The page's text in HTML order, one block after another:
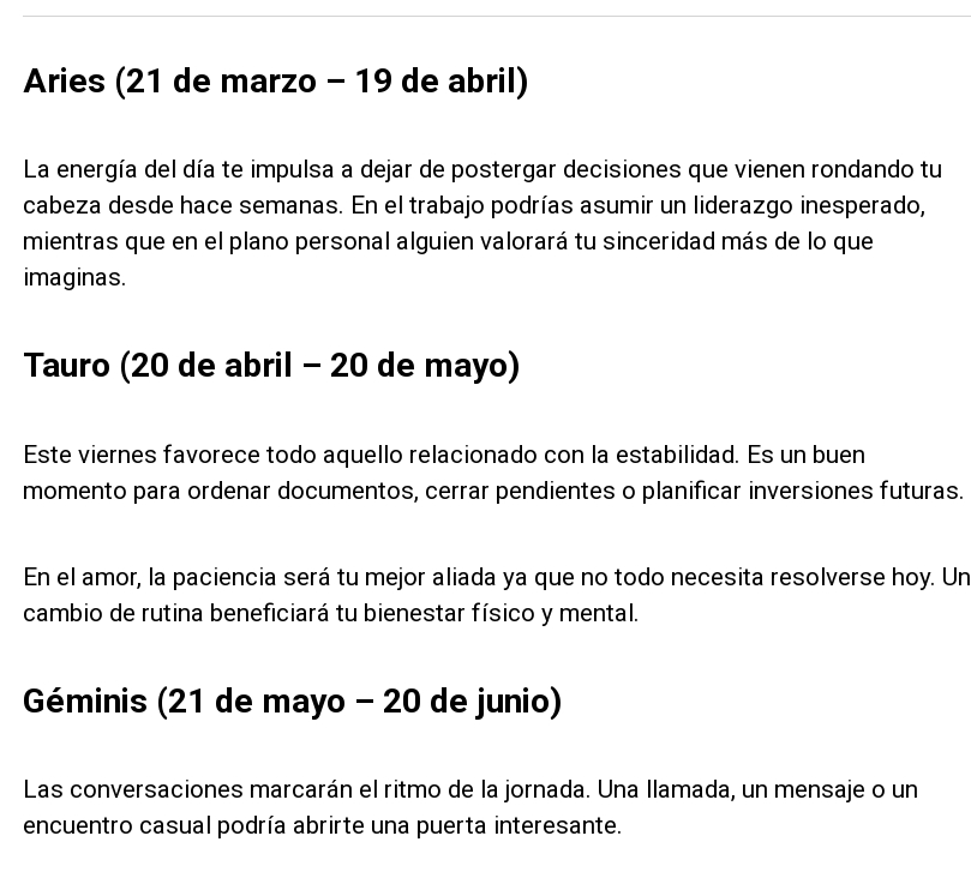
Aries (21 de marzo – 19 de abril)
La energía del día te impulsa a dejar de postergar decisiones que vienen rondando tu
cabeza desde hace semanas. En el trabajo podrías asumir un liderazgo inesperado,
mientras que en el plano personal alguien valorará tu sinceridad más de lo que
imaginas.
Tauro (20 de abril – 20 de mayo)
Este viernes favorece todo aquello relacionado con la estabilidad. Es un buen
momento para ordenar documentos, cerrar pendientes o planificar inversiones futuras.
En el amor, la paciencia será tu mejor aliada ya que no todo necesita resolverse hoy. Un
cambio de rutina beneficiará tu bienestar físico y mental.
Géminis (21 de mayo – 20 de junio)
Las conversaciones marcarán el ritmo de la jornada. Una llamada, un mensaje o un
encuentro casual podría abrirte una puerta interesante.